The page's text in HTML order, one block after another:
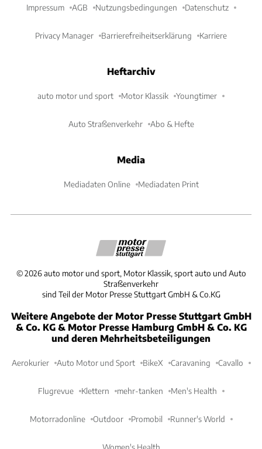
Impressum AGB Nutzungsbedingungen Datenschutz
Privacy Manager Barrierefreiheitserklärung Karriere
Heftarchiv
auto motor und sport Motor Klassik Youngtimer
Auto Straßenverkehr Abo & Hefte
Media
Mediadaten Online Mediadaten Print
©2026 auto motor und sport, Motor Klassik, sport auto und Auto
Straßenverkehr
sind Teil der Motor Presse Stuttgart GmbH & Co.KG
Weitere Angebote der Motor Presse Stuttgart GmbH
& Co. KG & Motor Presse Hamburg GmbH & Co. KG
und deren Mehrheitsbeteiligungen
Aerokurier Auto Motor und Sport BikeX Caravaning Cavallo
Flugrevue Klettern mehr-tanken Men's Health
Motorradonline Outdoor Promobil Runner's World
Women's Health